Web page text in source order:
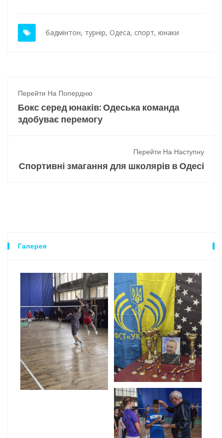
бадмінтон, турнір, Одеса, спорт, юнаки
Перейти На Попердню
Бокс серед юнаків: Одеська команда
здобуває перемогу
Перейти На Наступну
Спортивні змагання для школярів в Одесі
Галерея